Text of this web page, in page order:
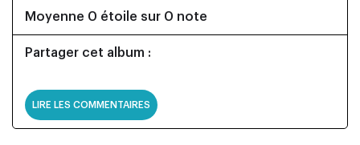
Moyenne 0 étoile sur 0 note
Partager cet album :
LIRE LES COMMENTAIRES